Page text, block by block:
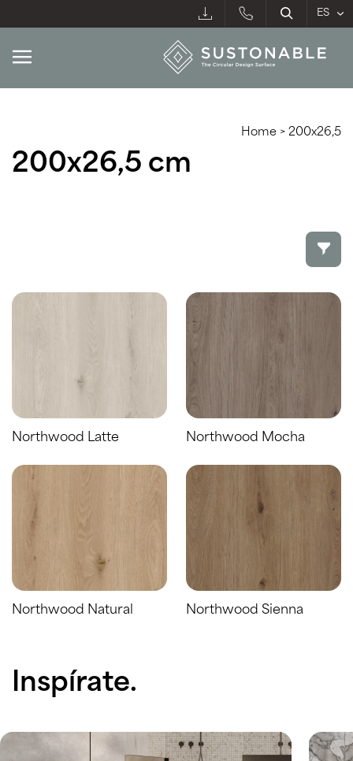
Home > 200x26,5
200x26,5 cm
Northwood Latte Northwood Mocha
Northwood Natural Northwood Sienna
Inspírate.